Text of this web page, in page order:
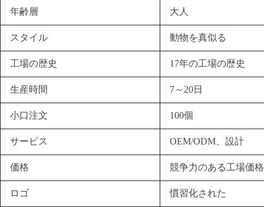
年齢層 大人
スタイル 動物を真似る
工場の歴史 17年の工場の歴史
生産時間 7～20日
小口注文 100個
サービス OEM/ODM、設計
価格 競争力のある工場価格
ロゴ 慣習化された